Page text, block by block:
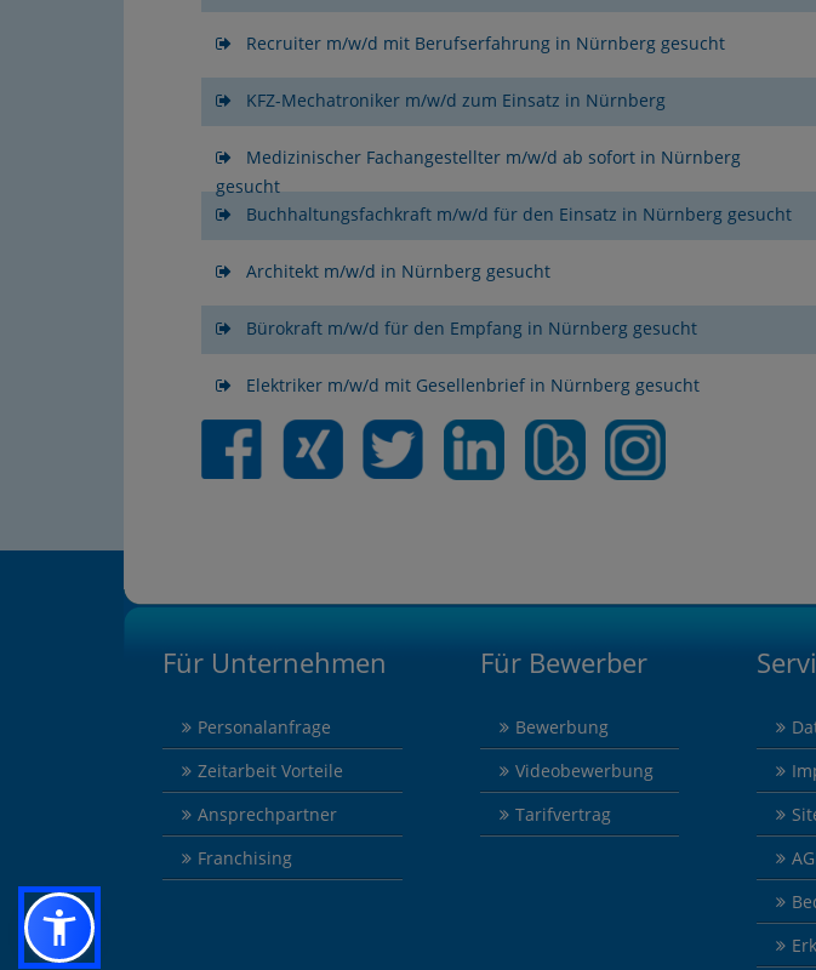
Recruiter m/w/d mit Berufserfahrung in Nürnberg gesucht
KFZ-Mechatroniker m/w/d zum Einsatz in Nürnberg
Medizinischer Fachangestellter m/w/d ab sofort in Nürnberg
gesucht
Buchhaltungsfachkraft m/w/d für den Einsatz in Nürnberg gesucht
Architekt m/w/d in Nürnberg gesucht
Bürokraft m/w/d für den Empfang in Nürnberg gesucht
Elektriker m/w/d mit Gesellenbrief in Nürnberg gesucht
Für Unternehmen
Personalanfrage
Zeitarbeit Vorteile
Ansprechpartner
Franchising
Für Bewerber
Bewerbung
Videobewerbung
Tarifvertrag